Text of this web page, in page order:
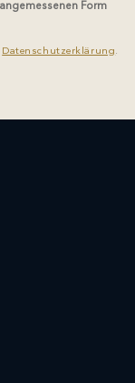
Form
Datenschutzerklärung.